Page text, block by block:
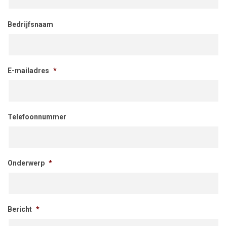
Bedrijfsnaam
E-mailadres *
Telefoonnummer
Onderwerp *
Bericht *